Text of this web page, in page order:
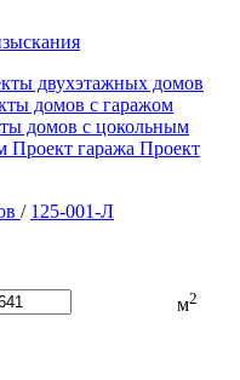
двухэтажных домов
домов с гаражом
домов с цокольным
Проект гаража Проект
/ 125-001-Л
м2